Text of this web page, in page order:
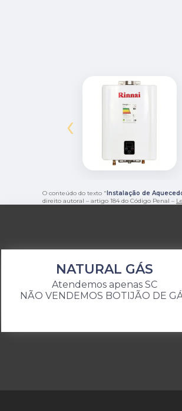
‹
O conteúdo do texto " Instalação de
direito autoral – artigo 184 do Código Penal –
NATURAL GÁS
Atendemos apenas SC
NÃO VENDEMOS BOTIJÃO DE